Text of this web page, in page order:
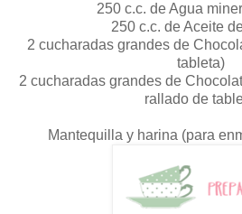
250 c.c. de Agua
250 c.c. de Aceite
2 cucharadas grandes de
tableta)
2 cucharadas grandes de
rallado de
Mantequilla y harina (para